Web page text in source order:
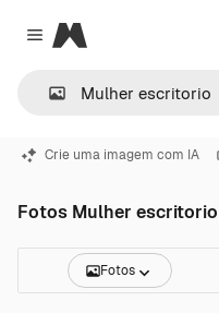
Close menu
Magnific
Crie uma imagem com IA
Fotos Mulher escritorio
Fotos